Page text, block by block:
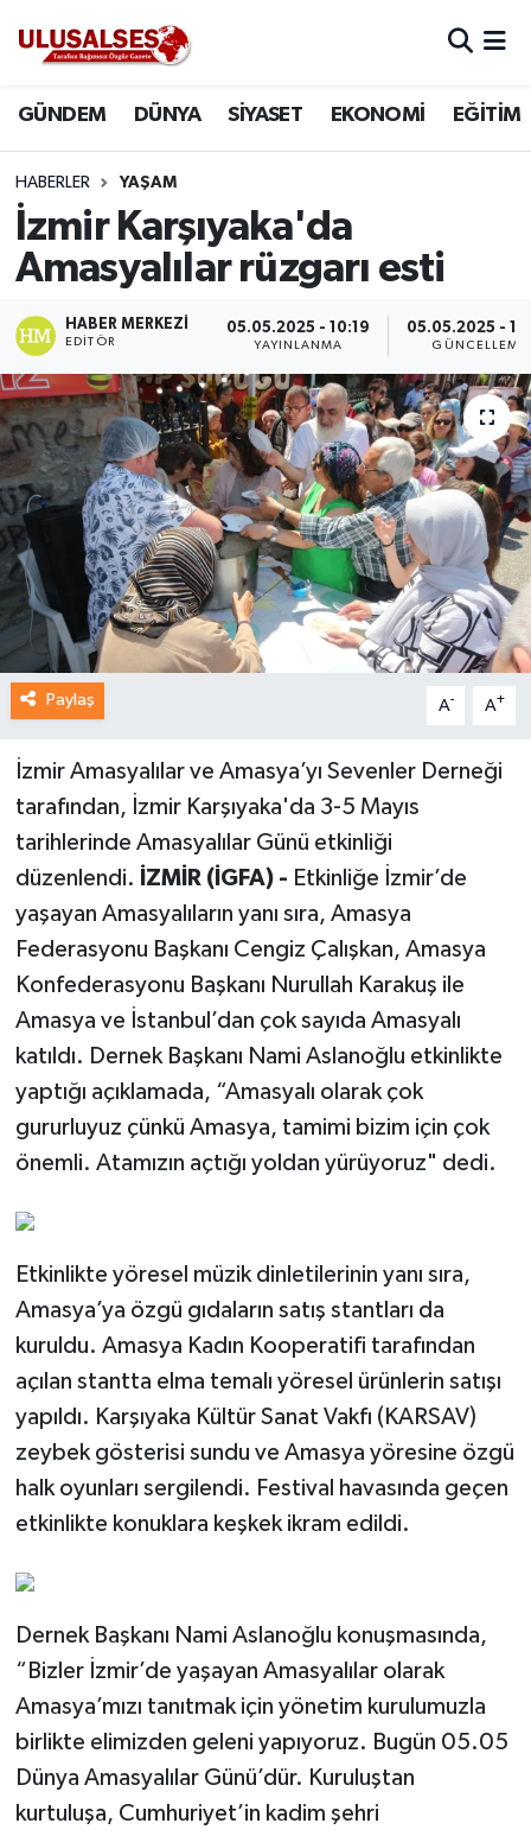
GÜNDEM DÜNYA SİYASET EKONOMİ EĞİTİM
HABERLER YAŞAM
İzmir Karşıyaka'da
Amasyalılar rüzgarı esti
HABER MERKEZI
EDITÖR
05.05.2025 - 10:19
YAYINLANMA
05.05.2025 -
GÜNCELLEME
Paylaş A- A+
İzmir Amasyalılar ve Amasya’yı Sevenler Derneği
tarafından, İzmir Karşıyaka'da 3-5 Mayıs
tarihlerinde Amasyalılar Günü etkinliği
düzenlendi. İZMİR (İGFA) - Etkinliğe İzmir’de
yaşayan Amasyalıların yanı sıra, Amasya
Federasyonu Başkanı Cengiz Çalışkan, Amasya
Konfederasyonu Başkanı Nurullah Karakuş ile
Amasya ve İstanbul’dan çok sayıda Amasyalı
katıldı. Dernek Başkanı Nami Aslanoğlu etkinlikte
yaptığı açıklamada, “Amasyalı olarak çok
gururluyuz çünkü Amasya, tamimi bizim için çok
önemli. Atamızın açtığı yoldan yürüyoruz" dedi.
Etkinlikte yöresel müzik dinletilerinin yanı sıra,
Amasya’ya özgü gıdaların satış stantları da
kuruldu. Amasya Kadın Kooperatifi tarafından
açılan stantta elma temalı yöresel ürünlerin satışı
yapıldı. Karşıyaka Kültür Sanat Vakfı (KARSAV)
zeybek gösterisi sundu ve Amasya yöresine özgü
halk oyunları sergilendi. Festival havasında geçen
etkinlikte konuklara keşkek ikram edildi.
Dernek Başkanı Nami Aslanoğlu konuşmasında,
“Bizler İzmir’de yaşayan Amasyalılar olarak
Amasya’mızı tanıtmak için yönetim kurulumuzla
birlikte elimizden geleni yapıyoruz. Bugün 05.05
Dünya Amasyalılar Günü’dür. Kuruluştan
kurtuluşa, Cumhuriyet’in kadim şehri
DÜNYA
SİYASET
EKONOMİ
EĞİTİM
SAĞLIK
MAGAZİN
SPOR
Trafik Durumu
Süper Lig Puan Durumu ve Fikstür
Tüm Manşetler
Son Dakika Haberleri
Haber Arşivi